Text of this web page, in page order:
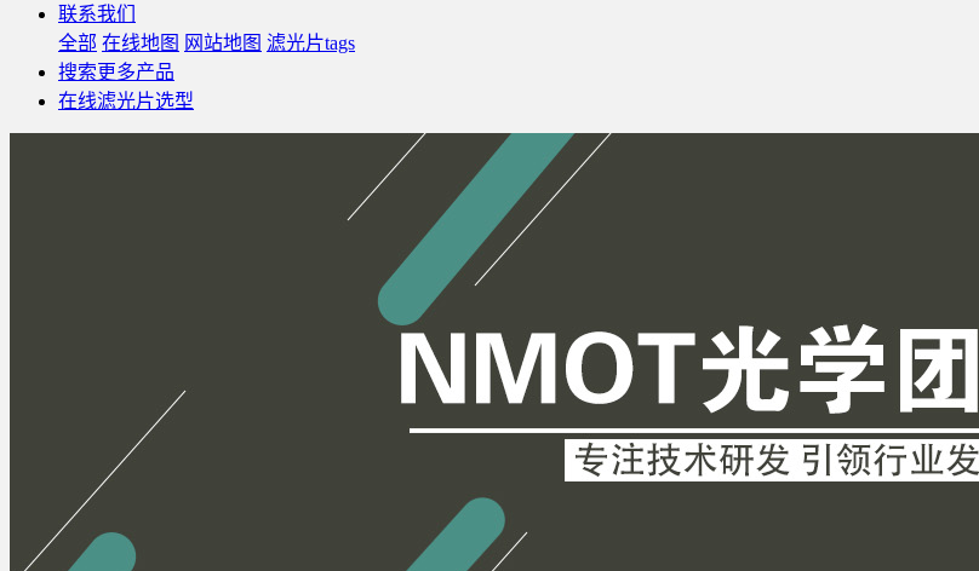
联系我们
全部 在线地图 网站地图 滤光片tags
搜索更多产品
在线滤光片选型